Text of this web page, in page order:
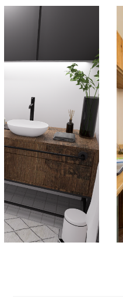
Bureaux